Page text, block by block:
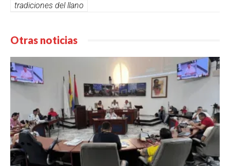
tradiciones del llano
Otras noticias